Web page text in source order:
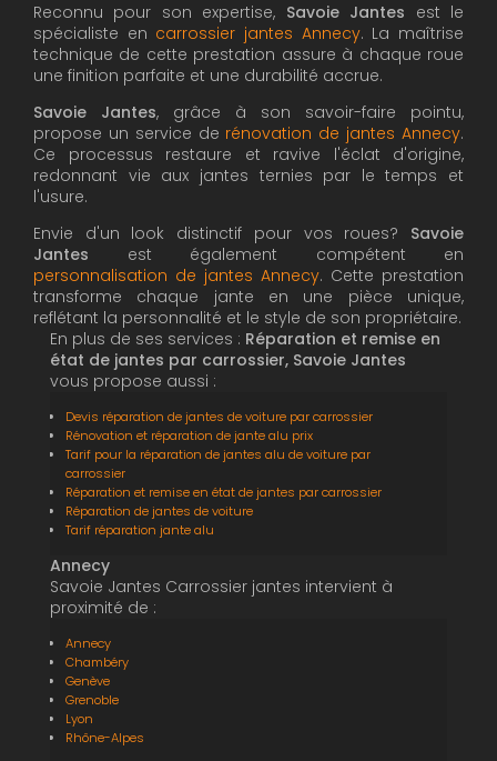
Reconnu pour son expertise, Savoie Jantes est le
spécialiste en carrossier jantes Annecy. La maîtrise
technique de cette prestation assure à chaque roue
une finition parfaite et une durabilité accrue.
Savoie Jantes, grâce à son savoir-faire pointu,
propose un service de rénovation de jantes Annecy.
Ce processus restaure et ravive l'éclat d'origine,
redonnant vie aux jantes ternies par le temps et
l'usure.
Envie d'un look distinctif pour vos roues? Savoie
Jantes est également compétent en
personnalisation de jantes Annecy. Cette prestation
transforme chaque jante en une pièce unique,
reflétant la personnalité et le style de son propriétaire.
En plus de ses services : Réparation et remise en
état de jantes par carrossier, Savoie Jantes
vous propose aussi :
Devis réparation de jantes de voiture par carrossier
Rénovation et réparation de jante alu prix
Tarif pour la réparation de jantes alu de voiture par
carrossier
Réparation et remise en état de jantes par carrossier
Réparation de jantes de voiture
Tarif réparation jante alu
Annecy
Savoie Jantes Carrossier jantes intervient à
proximité de :
Annecy
Chambéry
Genève
Grenoble
Lyon
Rhône-Alpes